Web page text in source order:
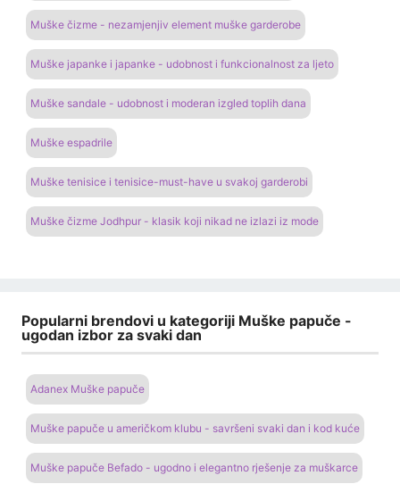
Muške čizme - nezamjenjiv element muške garderobe
Muške japanke i japanke - udobnost i funkcionalnost za ljeto
Muške sandale - udobnost i moderan izgled toplih dana
Muške espadrile
Muške tenisice i tenisice-must-have u svakoj garderobi
Muške čizme Jodhpur - klasik koji nikad ne izlazi iz mode
Popularni brendovi u kategoriji Muške papuče -
ugodan izbor za svaki dan
Adanex Muške papuče
Muške papuče u američkom klubu - savršeni svaki dan i kod kuće
Muške papuče Befado - ugodno i elegantno rješenje za muškarce